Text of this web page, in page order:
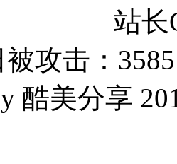
站
攻击：
酷美分享